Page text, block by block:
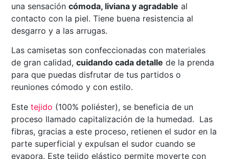
una sensacióncómoda, liviana y agradable al
contacto con la piel. Tiene buena resistencia al
desgarro y a las arrugas.
Las camisetas son confeccionadas con materiales
de gran calidad,cuidando cada detalle de la prenda
para que puedas disfrutar de tus partidos o
reuniones cómodo y con estilo.
Estetejido (100% poliéster), se beneficia de un
proceso llamado capitalización de la humedad. Las
fibras, gracias a este proceso, retienen el sudor en la
parte superficial y expulsan el sudor cuando se
evapora. Este tejido elástico permite moverte con